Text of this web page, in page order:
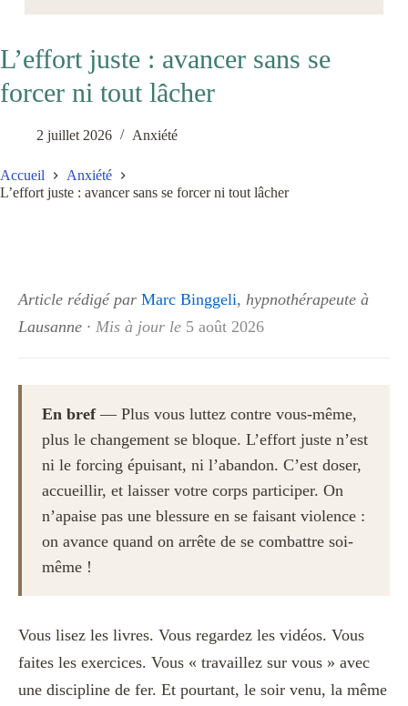
L’effort juste : avancer sans se
forcer ni tout lâcher
2 juillet 2026 Anxiété
Accueil
Anxiété
L’effort juste : avancer sans se forcer ni tout lâcher
Article rédigé par Marc Binggeli, hypnothérapeute à
Lausanne · Mis à jour le 5 août 2026
En bref— Plus vous luttez contre vous-même,
plus le changement se bloque. L’effort juste n’est
ni le forcing épuisant, ni l’abandon. C’est doser,
accueillir, et laisser votre corps participer. On
n’apaise pas une blessure en se faisant violence :
on avance quand on arrête de se combattre soi-
même !
Vous lisez les livres. Vous regardez les vidéos. Vous
faites les exercices. Vous « travaillez sur vous » avec
une discipline de fer. Et pourtant, le soir venu, la même